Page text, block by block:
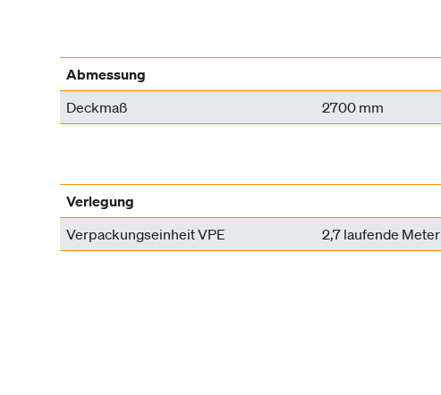
Abmessung
Deckmaß
2700 mm
Verlegung
Verpackungseinheit VPE
2,7 laufende Meter